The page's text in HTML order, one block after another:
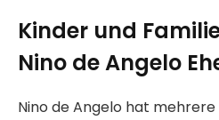
Kinder und
Nino de Angelo
Nino de Angelo hat mehrere